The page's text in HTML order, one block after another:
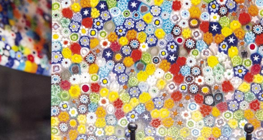
Archivio
Contatti